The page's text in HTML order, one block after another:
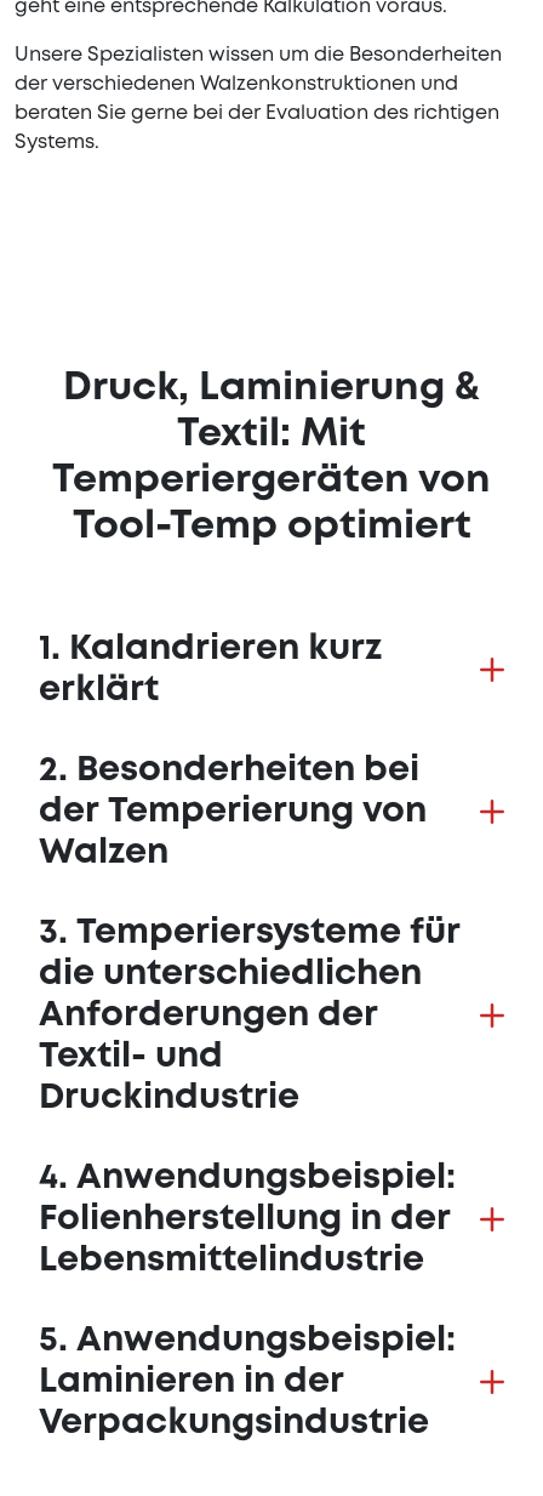
geht eine entsprechende Kalkulation voraus.
Unsere Spezialisten wissen um die Besonderheiten
der verschiedenen Walzenkonstruktionen und
beraten Sie gerne bei der Evaluation des richtigen
Systems.
Druck, Laminierung &
Textil: Mit
Temperiergeräten von
Tool-Temp optimiert
1. Kalandrieren kurz
erklärt
2. Besonderheiten bei
der Temperierung von
Walzen
3. Temperiersysteme für
die unterschiedlichen
Anforderungen der
Textil- und
Druckindustrie
4. Anwendungsbeispiel:
Folienherstellung in der
Lebensmittelindustrie
5. Anwendungsbeispiel:
Laminieren in der
Verpackungsindustrie